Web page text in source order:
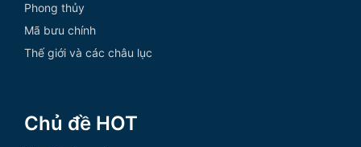
Phong thủy
Mã bưu chính
Thế giới và các châu lục
Chủ đề HOT